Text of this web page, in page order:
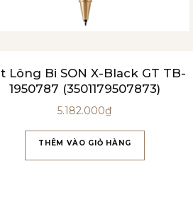
Lông Bi SON X-Black GT TB-
1950787 (3501179507873)
5.182.000₫
THÊM VÀO GIỎ HÀNG